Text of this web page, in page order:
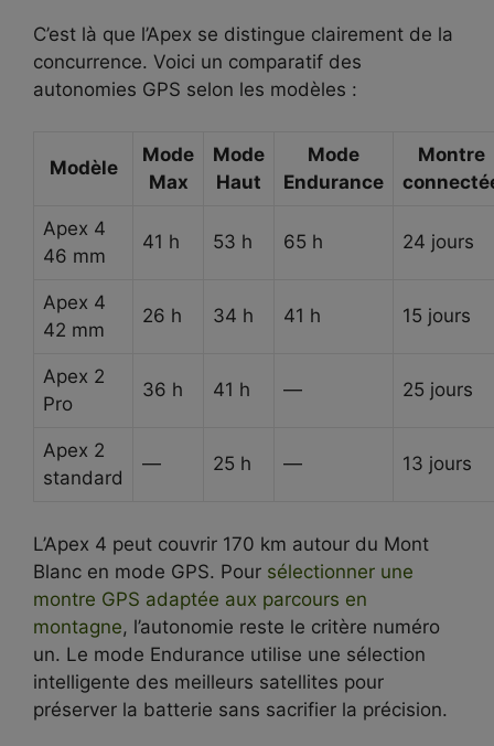
C’est là que l’Apex se distingue clairement de la
concurrence. Voici un comparatif des
autonomies GPS selon les modèles :
Modèle
Mode
Max
Mode
Haut
Mode
Endurance
Montre
Apex 4
46 mm
41 h 53 h 65 h 24 jours
Apex 4
42 mm
26 h 34 h 41 h 15 jours
Apex 2
Pro
36 h 41 h — 25 jours
Apex 2
standard
— 25 h — 13 jours
L’Apex 4 peut couvrir 170 km autour du Mont
Blanc en mode GPS. Pour sélectionner une
montre GPS adaptée aux parcours en
montagne, l’autonomie reste le critère numéro
un. Le mode Endurance utilise une sélection
intelligente des meilleurs satellites pour
préserver la batterie sans sacrifier la précision.